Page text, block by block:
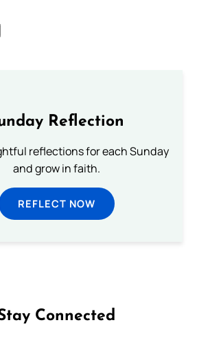
Reflection
reflections for each Sunday
and grow in faith.
REFLECT NOW
Connected